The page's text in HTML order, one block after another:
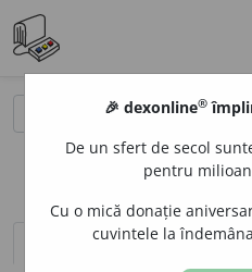
definiții (1) pronunțievolume_up
🎉 dexonline®
De un sfert de secol
pentru
Cu o mică donație
cuvintele la